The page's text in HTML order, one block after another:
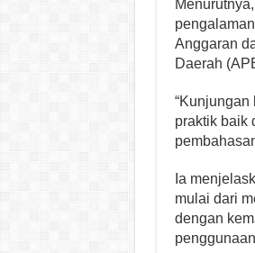
Anggaran
Daerah
praktik baik
Ia
mulai dari
dengan